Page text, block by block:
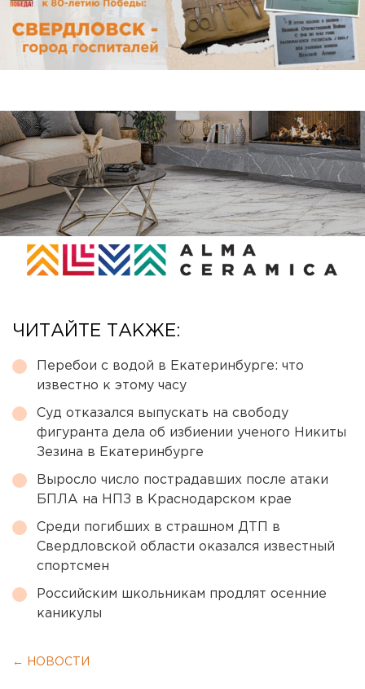
ЧИТАЙТЕ ТАКЖЕ:
Перебои с водой в Екатеринбурге: что
известно к этому часу
Суд отказался выпускать на свободу
фигуранта дела об избиении ученого Никиты
Зезина в Екатеринбурге
Выросло число пострадавших после атаки
БПЛА на НПЗ в Краснодарском крае
Среди погибших в страшном ДТП в
Свердловской области оказался известный
спортсмен
Российским школьникам продлят осенние
каникулы
← НОВОСТИ